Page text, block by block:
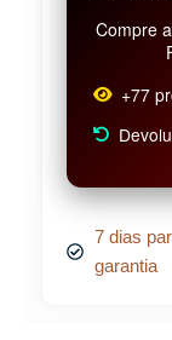
Compre
+77
7 dias
garantia